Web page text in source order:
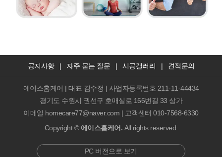
공지사항 | 자주 묻는 질문 | 시공갤러리 | 견적문의
에이스홈케어 | 대표 김수정 | 사업자등록번호 211-11-44434
경기도 수원시 권선구 호매실로 166번길 33 상가
이메일 homecare77@naver.com | 고객센터 010-7568-6330
Copyright © 에이스홈케어. All rights reserved.
PC 버전으로 보기